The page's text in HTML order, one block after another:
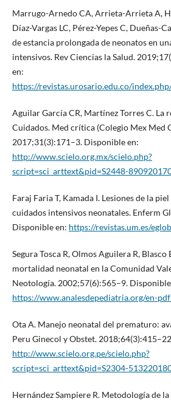
Marrugo-Arnedo CA, Arrieta-Arrieta A,
Díaz-Vargas LC, Pérez-Yepes C, Dueñas-
de estancia prolongada de neonatos en
intensivos. Rev Ciencias la Salud.
en:
https://revistas.urosario.edu.co/
Aguilar García CR, Martínez Torres C. La
Cuidados. Med crítica (Colegio Mex Med
2017;31(3):171–3. Disponible en:
http://www.scielo.org.mx/scielo.php?
script=sci_arttext&pid=S2448-
Faraj Faria T, Kamada I. Lesiones de la
cuidados intensivos neonatales. Enferm
Disponible en: https://revistas.um.es/
Segura Tosca R, Olmos Aguilera R, Blasco
mortalidad neonatal en la Comunidad
Neotología. 2002;57(6):565–9.
https://www.analesdepediatria.org/en-
Ota A. Manejo neonatal del prematuro:
Peru Ginecol y Obstet.
http://www.scielo.org.pe/scielo.php?
script=sci_arttext&pid=S2304-
Hernández Sampiere R. Metodología de